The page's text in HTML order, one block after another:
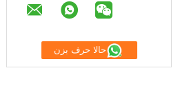
حالا حرف بزن